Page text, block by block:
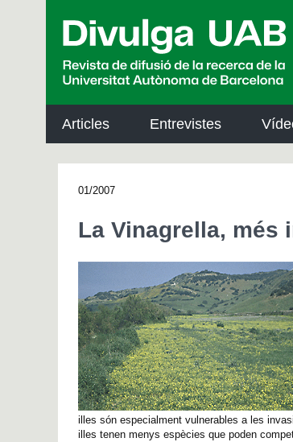
Articles Entrevistes
01/2007
La Vinagrella, més
illes són especialment vulnerables a les
illes tenen menys espècies que poden